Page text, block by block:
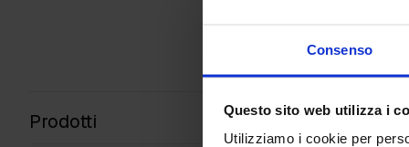
Consenso
Questo sito web utilizza i
Utilizziamo i cookie per
Prodotti